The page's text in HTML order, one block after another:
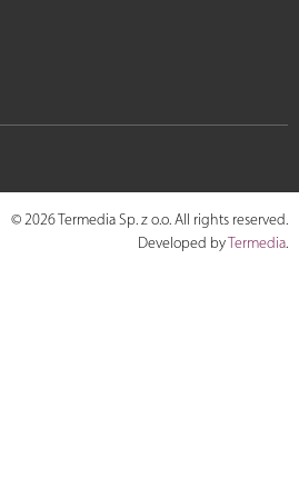
© 2026 Termedia Sp. z o.o. All rights reserved.
Developed byTermedia.